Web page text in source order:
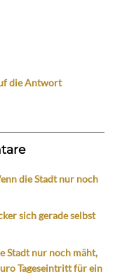
die Antwort
die Stadt nur noch
sich gerade selbst
Stadt nur noch mäht,
Tageseintritt für ein